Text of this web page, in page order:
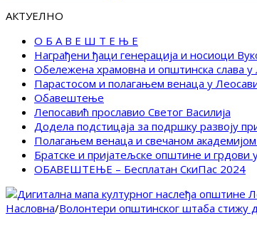
АКТУЕЛНО
О Б А В Е Ш Т Е Њ Е
Награђени ђаци генерација и носиоци
Обележена храмовна и општинска слава у
Парастосом и полагањем венаца у
Обавештење
Лепосавић прославио Светог Василија
Додела подстицаја за подршку развоју
Полагањем венаца и свечаном
Братске и пријатељске општине и
ОБАВЕШТЕЊЕ – Бесплатан СкиПас 2024
Насловна/Волонтери општинског штаба стижу